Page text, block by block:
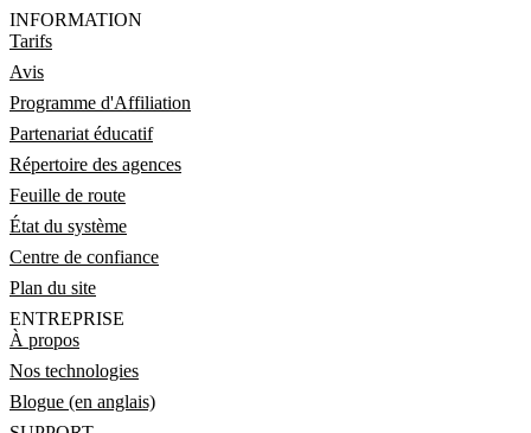
INFORMATION
Tarifs
Avis
Programme d'Affiliation
Partenariat éducatif
Répertoire des agences
Feuille de route
État du système
Centre de confiance
Plan du site
ENTREPRISE
À propos
Nos technologies
Blogue (en anglais)